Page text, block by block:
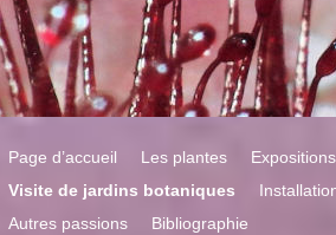
Page d’accueil Les plantes
Visite de jardins botaniques
Autres passions
Bibliographie